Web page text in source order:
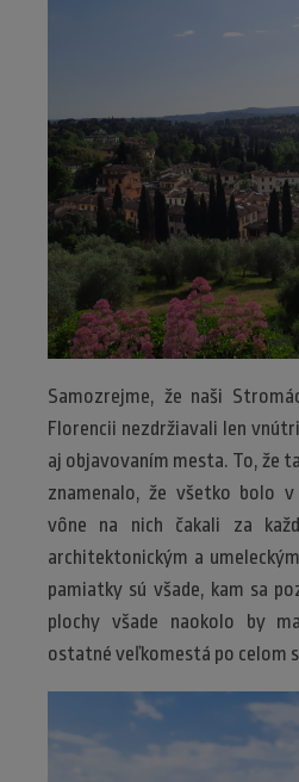
Samozrejme, že naši
Florencii nezdržiavali len
aj objavovaním mesta. To, že
znamenalo, že všetko bolo
vône na nich čakali za
architektonickým a
pamiatky sú všade, kam sa
plochy všade naokolo by
ostatné veľkomestá po celom